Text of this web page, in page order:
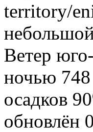
territory/
Ветер
ночью 748
осадков
обновлён